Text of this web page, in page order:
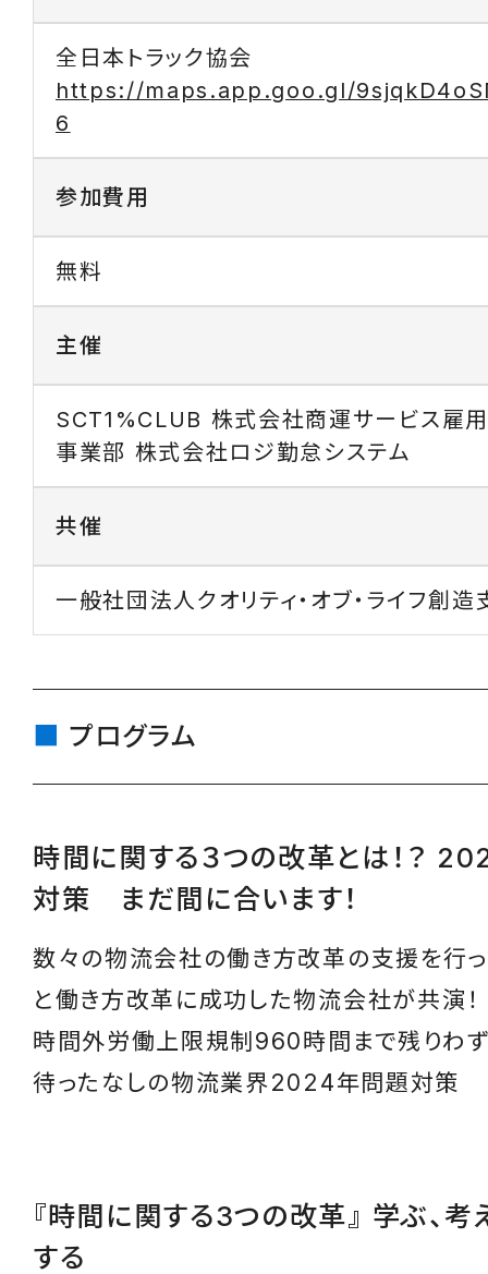
全日本トラック協会
https://maps.app.goo.gl/
6
参加費用
無料
主催
SCT1%CLUB 株式会社商運サービス雇
事業部 株式会社ロジ勤怠システム
共催
一般社団法人クオリティ・オブ・ライフ創
プログラム
時間に関する３つの改革とは！？
対策 まだ間に合います！
数々の物流会社の働き方改革の支援を行
と働き方改革に成功した物流会社が共演！
時間外労働上限規制960時間まで残りわ
待ったなしの物流業界2024年問題対策
『時間に関する3つの改革』 学ぶ、考
する